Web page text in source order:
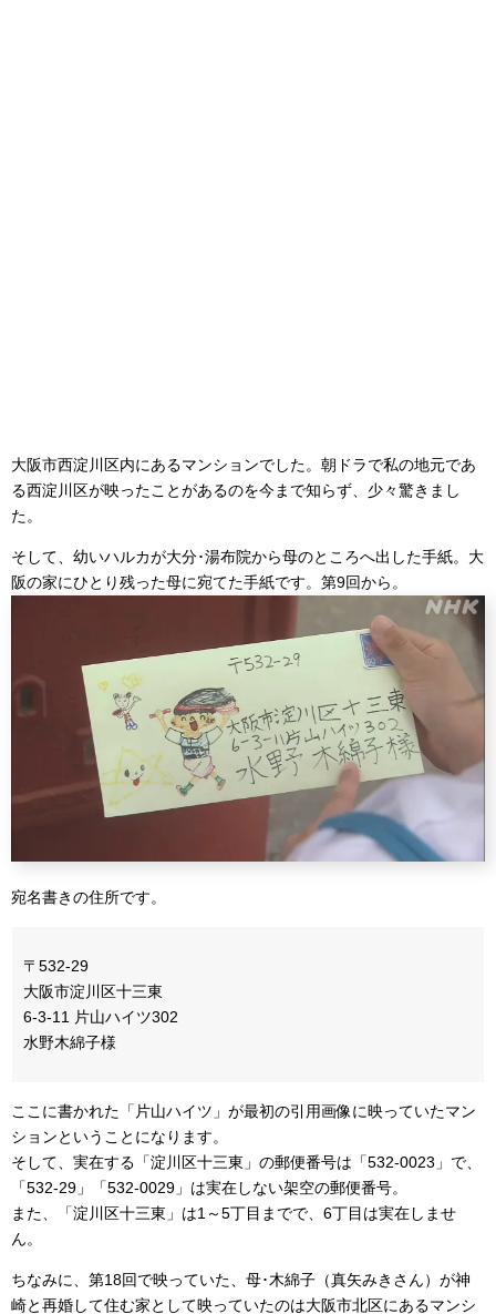
大阪市西淀川区内にあるマンションでした。朝ドラで私の地元であ
る西淀川区が映ったことがあるのを今まで知らず、少々驚きまし
た。
そして、幼いハルカが大分･湯布院から母のところへ出した手紙。大
阪の家にひとり残った母に宛てた手紙です。第9回から。
宛名書きの住所です。
〒532-29
大阪市淀川区十三東
6-3-11 片山ハイツ302
水野木綿子様
ここに書かれた「片山ハイツ」が最初の引用画像に映っていたマン
ションということになります。
そして、実在する「淀川区十三東」の郵便番号は「532-0023」で、
「532-29」「532-0029」は実在しない架空の郵便番号。
また、「淀川区十三東」は1～5丁目までで、6丁目は実在しませ
ん。
ちなみに、第18回で映っていた、母･木綿子（真矢みきさん）が神
崎と再婚して住む家として映っていたのは大阪市北区にあるマンシ